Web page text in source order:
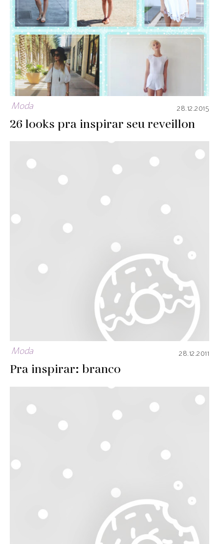
Moda 28.12.2015
26 looks pra inspirar seu reveillon
Moda 28.12.2011
Pra inspirar: branco